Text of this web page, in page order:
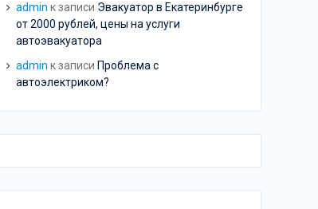
admin к записи Эвакуатор в Екатеринбурге
от 2000 рублей, цены на услуги
автоэвакуатора
admin к записи Проблема с
автоэлектриком?